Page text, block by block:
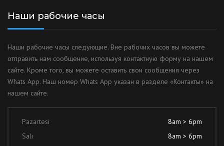
Наши рабочие часы
Наши рабочие часы следующие. Вне рабочих часов вы можете
отправить нам сообщение, используя контактную форму на нашем
сайте. Кроме того, вы можете оставить свои сообщения через
Whats App. Наш номер Whats App указан в разделе «Контакты» на
нашем сайте.
Pazartesi
8am > 6pm
Salı
8am > 6pm